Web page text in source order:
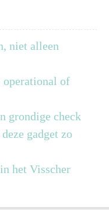
niet alleen
operational of
grondige check
gadget zo
het Visscher